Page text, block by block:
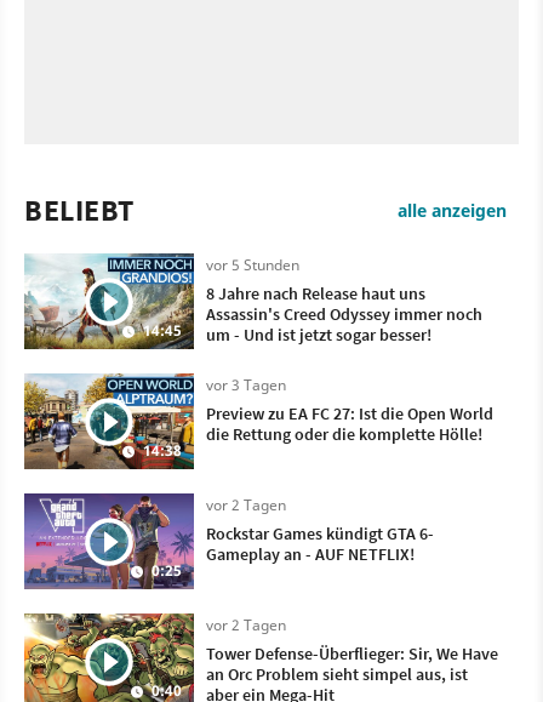
BELIEBT alle anzeigen
14:45
vor 5 Stunden
8 Jahre nach Release haut uns
Assassin's Creed Odyssey immer noch
um - Und ist jetzt sogar besser!
14:38
vor 3 Tagen
Preview zu EA FC 27: Ist die Open World
die Rettung oder die komplette Hölle!
0:25
vor 2 Tagen
Rockstar Games kündigt GTA 6-
Gameplay an - AUF NETFLIX!
0:40
vor 2 Tagen
Tower Defense-Überflieger: Sir, We Have
an Orc Problem sieht simpel aus, ist
aber ein Mega-Hit